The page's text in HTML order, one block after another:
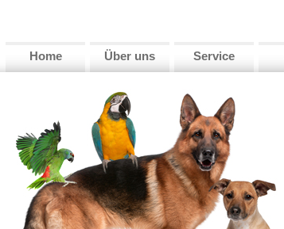
Home Über uns Service